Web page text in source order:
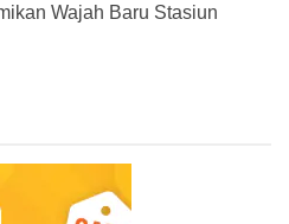
Wajah Baru Stasiun